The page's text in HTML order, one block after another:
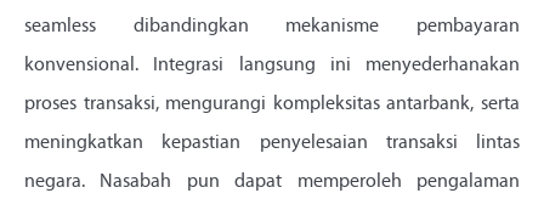
seamless dibandingkan mekanisme pembayaran
konvensional. Integrasi langsung ini menyederhanakan
proses transaksi, mengurangi kompleksitas antarbank, serta
meningkatkan kepastian penyelesaian transaksi lintas
negara. Nasabah pun dapat memperoleh pengalaman